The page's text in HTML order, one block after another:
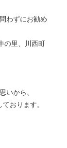
わずにお勧め
の里、川西町
いから、
おります。